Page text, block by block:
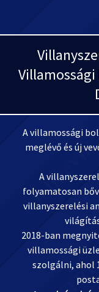
A villamossági
meglévő és új
A
folyamatosan
villanyszerelési
2018-ban
villamossági
szolgálni, ahol